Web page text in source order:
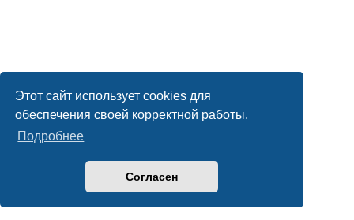
Этот сайт использует cookies для
обеспечения своей корректной работы.
Подробнее
Согласен